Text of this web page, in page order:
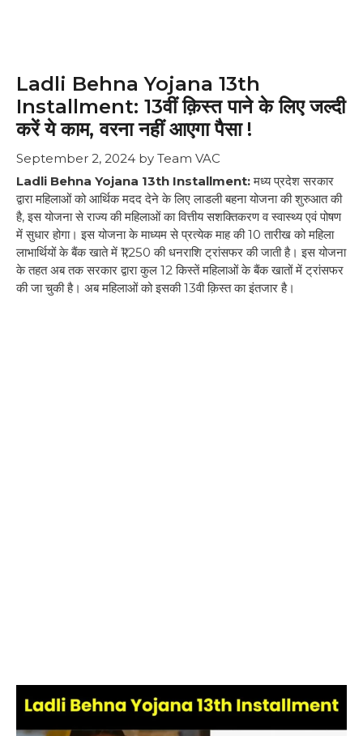
Ladli Behna Yojana 13th
Installment: 13वीं क़िस्त पाने के लिए जल्दी
करें ये काम, वरना नहीं आएगा पैसा !
September 2, 2024 by Team VAC
Ladli Behna Yojana 13th Installment:मध्य प्रदेश सरकार
द्वारा महिलाओं को आर्थिक मदद देने के लिए लाडली बहना योजना की शुरुआत की
है, इस योजना से राज्य की महिलाओं का वित्तीय सशक्तिकरण व स्वास्थ्य एवं पोषण
में सुधार होगा। इस योजना के माध्यम से प्रत्येक माह की 10 तारीख को महिला
लाभार्थियों के बैंक खाते में ₹1,250 की धनराशि ट्रांसफर की जाती है। इस योजना
के तहत अब तक सरकार द्वारा कुल 12 किस्तें महिलाओं के बैंक खातों में ट्रांसफर
की जा चुकी है। अब महिलाओं को इसकी 13वी क़िस्त का इंतजार है।